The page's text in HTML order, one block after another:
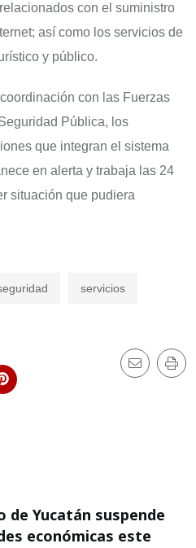
con el suministro
así como los servicios de
y público.
con las Fuerzas
Pública, los
que integran el sistema
en alerta y trabaja las 24
situación que pudiera
servicios
de Yucatán suspende
económicas este